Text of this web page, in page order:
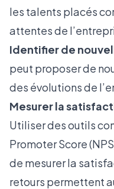
les talents placés
attentes de
Identifier de
peut proposer de
des évolutions de
Mesurer la
Utiliser des outils
Promoter Score
de mesurer la
retours permettent